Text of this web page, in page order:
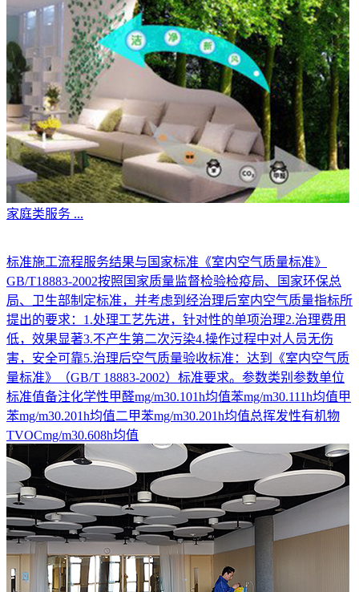
家庭类服务 ...
标准施工流程服务结果与国家标准《室内空气质量标准》
GB/T18883-2002按照国家质量监督检验检疫局、国家环保总
局、卫生部制定标准，并考虑到经治理后室内空气质量指标所
提出的要求：1.处理工艺先进，针对性的单项治理2.治理费用
低，效果显著3.不产生第二次污染4.操作过程中对人员无伤
害，安全可靠5.治理后空气质量验收标准：达到《室内空气质
量标准》（GB/T 18883-2002）标准要求。参数类别参数单位
标准值备注化学性甲醛mg/m30.101h均值苯mg/m30.111h均值甲
苯mg/m30.201h均值二甲苯mg/m30.201h均值总挥发性有机物
TVOCmg/m30.608h均值